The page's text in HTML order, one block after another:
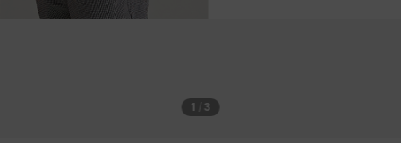
1 3